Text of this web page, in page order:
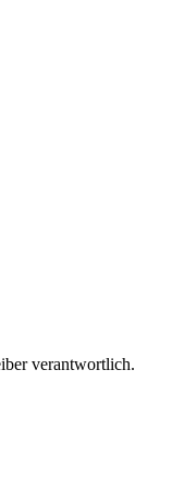
verantwortlich.